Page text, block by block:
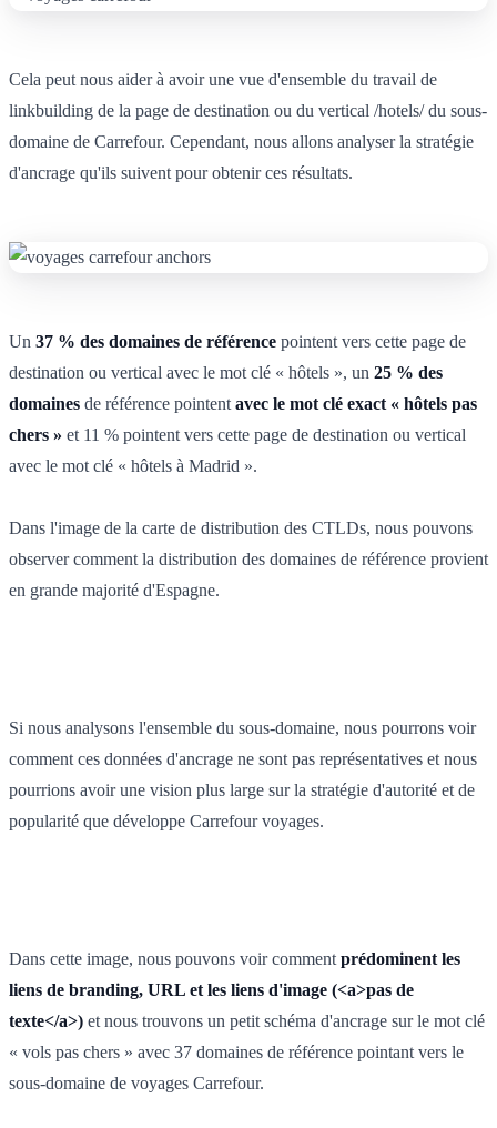
Cela peut nous aider à avoir une vue d'ensemble du travail de
linkbuilding de la page de destination ou du vertical /hotels/ du sous-
domaine de Carrefour. Cependant, nous allons analyser la stratégie
d'ancrage qu'ils suivent pour obtenir ces résultats.
Un 37 % des domaines de référence pointent vers cette page de
destination ou vertical avec le mot clé « hôtels », un 25 % des
domaines de référence pointent avec le mot clé exact « hôtels pas
chers » et 11 % pointent vers cette page de destination ou vertical
avec le mot clé « hôtels à Madrid ».
Dans l'image de la carte de distribution des CTLDs, nous pouvons
observer comment la distribution des domaines de référence provient
en grande majorité d'Espagne.
Si nous analysons l'ensemble du sous-domaine, nous pourrons voir
comment ces données d'ancrage ne sont pas représentatives et nous
pourrions avoir une vision plus large sur la stratégie d'autorité et de
popularité que développe Carrefour voyages.
Dans cette image, nous pouvons voir comment prédominent les
liens de branding, URL et les liens d'image (<a>pas de
texte</a>) et nous trouvons un petit schéma d'ancrage sur le mot clé
« vols pas chers » avec 37 domaines de référence pointant vers le
sous-domaine de voyages Carrefour.